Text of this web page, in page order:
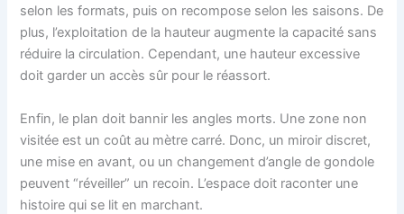
selon les formats, puis on recompose selon les saisons. De
plus, l’exploitation de la hauteur augmente la capacité sans
réduire la circulation. Cependant, une hauteur excessive
doit garder un accès sûr pour le réassort.
Enfin, le plan doit bannir les angles morts. Une zone non
visitée est un coût au mètre carré. Donc, un miroir discret,
une mise en avant, ou un changement d’angle de gondole
peuvent “réveiller” un recoin. L’espace doit raconter une
histoire qui se lit en marchant.